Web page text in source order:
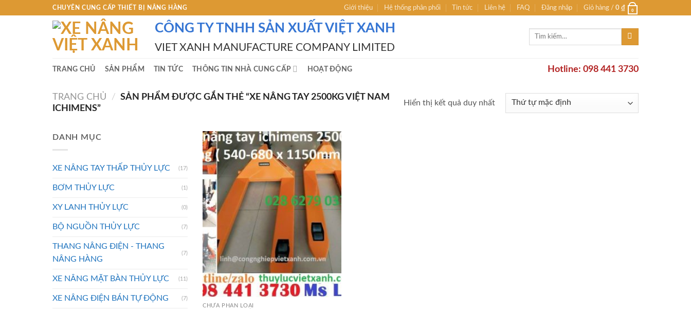
CHUYÊN CUNG CẤP THIẾT BỊ NÂNG HÀNG Giới thiệu Hệ thống phân phối Tin tức Liên hệ FAQ Đăng nhập Giỏ hàng / 0 ₫ 0
CÔNG TY TNHH SẢN XUẤT VIỆT XANH
VIET XANH MANUFACTURE COMPANY LIMITED
Tìm
TRANG CHỦ SẢN PHẨM TIN TỨC THÔNG TIN NHÀ CUNG CẤP HOẠT ĐỘNG Hotline: 098 441 3730
TRANG CHỦ / SẢN PHẨM ĐƯỢC GẮN THẺ “XE NÂNG TAY 2500KG VIỆT NAM
ICHIMENS”
Hiển thị kết quả duy nhất
DANH MỤC
XE NÂNG TAY THẤP THỦY LỰC (17)
BƠM THỦY LỰC (1)
XY LANH THỦY LỰC (0)
BỘ NGUỒN THỦY LỰC (7)
THANG NÂNG ĐIỆN - THANG
NÂNG HÀNG
(7)
XE NÂNG MẶT BÀN THỦY LỰC (11)
XE NÂNG ĐIỆN BÁN TỰ ĐỘNG (7)
CHƯA PHÂN LOẠI